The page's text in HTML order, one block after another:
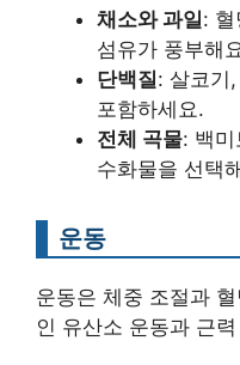
채소와 과일: 혈
섬유가 풍부해
단백질: 살코기
포함하세요.
전체 곡물: 백
수화물을 선택
운동
운동은 체중 조절과
인 유산소 운동과 근